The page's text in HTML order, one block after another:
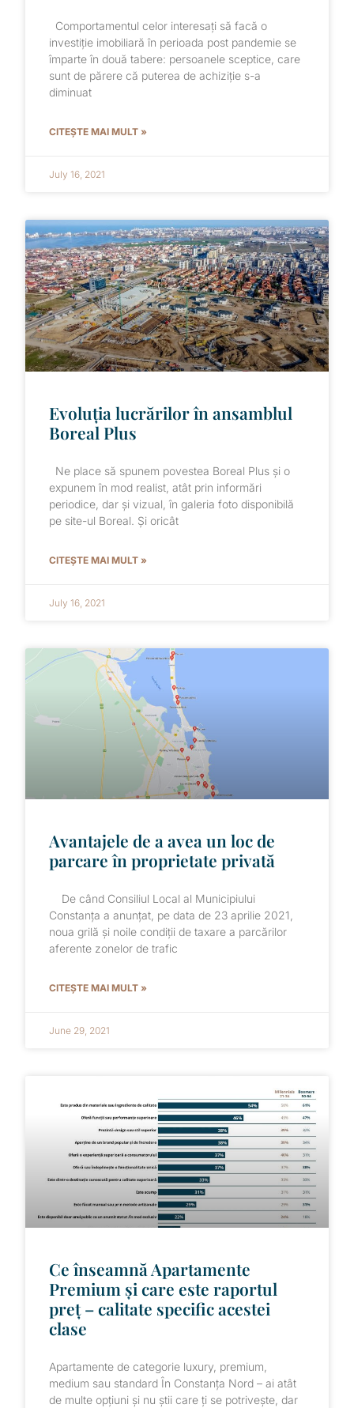
Comportamentul celor interesați să facă o
investiție imobiliară în perioada post pandemie se
împarte în două tabere: persoanele sceptice, care
sunt de părere că puterea de achiziție s-a
diminuat
CITEȘTE MAI MULT »
July 16, 2021
Evoluția lucrărilor în ansamblul
Boreal Plus
Ne place să spunem povestea Boreal Plus și o
expunem în mod realist, atât prin informări
periodice, dar și vizual, în galeria foto disponibilă
pe site-ul Boreal. Și oricât
CITEȘTE MAI MULT »
July 16, 2021
Avantajele de a avea un loc de
parcare în proprietate privată
De când Consiliul Local al Municipiului
Constanța a anunțat, pe data de 23 aprilie 2021,
noua grilă și noile condiții de taxare a parcărilor
aferente zonelor de trafic
CITEȘTE MAI MULT »
June 29, 2021
Ce înseamnă Apartamente
Premium și care este raportul
preț – calitate specific acestei
clase
Apartamente de categorie luxury, premium,
medium sau standard În Constanța Nord – ai atât
de multe opțiuni și nu știi care ți se potrivește, dar